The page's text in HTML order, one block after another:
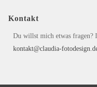
Kontakt
Du willst mich etwas fragen?
kontakt@claudia-